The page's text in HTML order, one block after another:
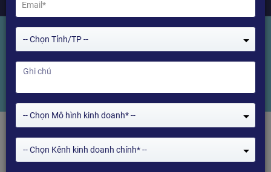
Tìm kiếm Sản phẩm
1 2 3
-- Chọn Tỉnh/TP --
-- Chọn Mô hình kinh doanh* --
-- Chọn Kênh kinh doanh chính* --